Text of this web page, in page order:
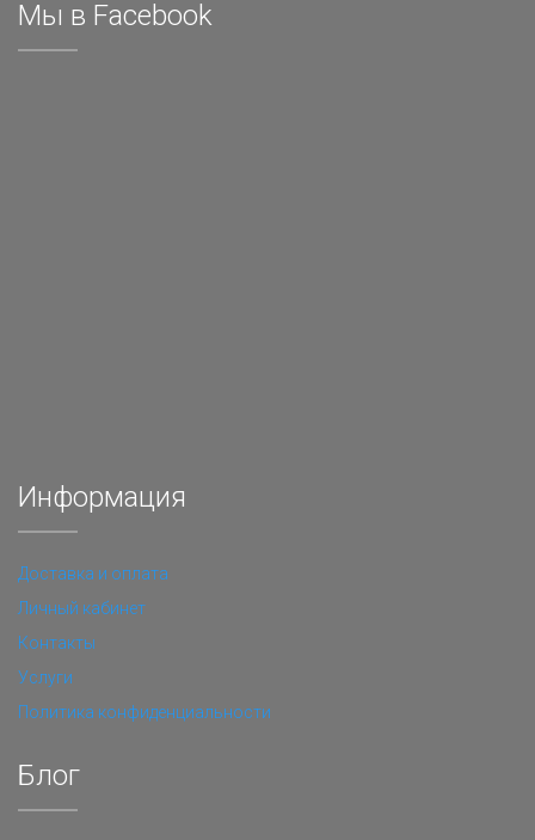
Мы в Facebook
Информация
Доставка и оплата
Личный кабинет
Контакты
Услуги
Политика конфиденциальности
Блог